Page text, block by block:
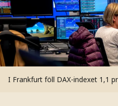
I Frankfurt föll DAX-indexet 1,1